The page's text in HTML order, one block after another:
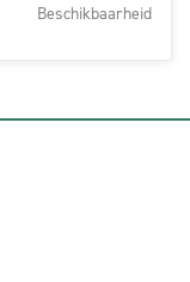
Beschikbaarheid